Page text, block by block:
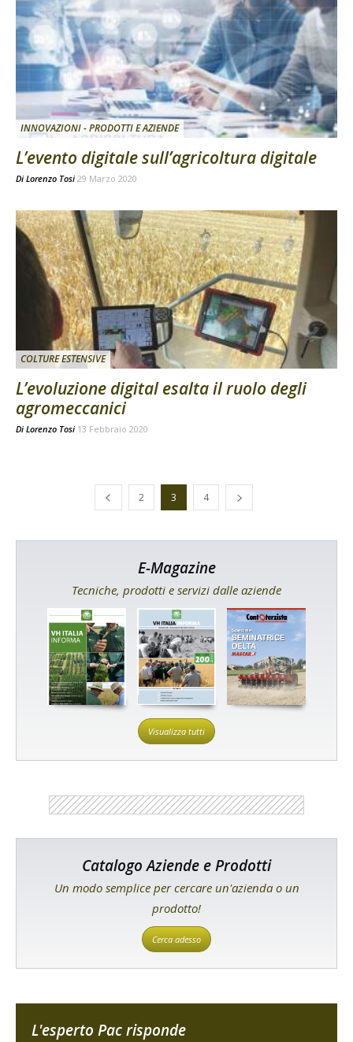
INNOVAZIONI - PRODOTTI E AZIENDE
L’evento digitale sull’agricoltura digitale
Di Lorenzo Tosi 29 Marzo 2020
COLTURE ESTENSIVE
L’evoluzione digital esalta il ruolo degli
agromeccanici
Di Lorenzo Tosi 13 Febbraio 2020
2 3 4
E-Magazine
Tecniche, prodotti e servizi dalle aziende
Visualizza tutti
Catalogo Aziende e Prodotti
Un modo semplice per cercare un'azienda o un
prodotto!
Cerca adesso
L'esperto Pac risponde